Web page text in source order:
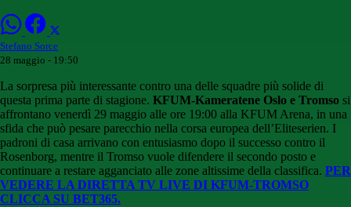
Stefano Sorce
28 maggio - 19:50
La sorpresa più interessante contro una delle squadre più solide di
questa prima parte di stagione. KFUM-Kameratene Oslo e Tromso si
affrontano venerdì 29 maggio alle ore 19:00 alla KFUM Arena, in una
sfida che può pesare parecchio nella corsa europea dell’Eliteserien. I
padroni di casa arrivano con entusiasmo dopo il successo contro il
Rosenborg, mentre il Tromso vuole difendere il secondo posto e
continuare a restare agganciato alle zone altissime della classifica. PER
VEDERE LA DIRETTA TV LIVE DI KFUM-TROMSO
CLICCA SU BET365.